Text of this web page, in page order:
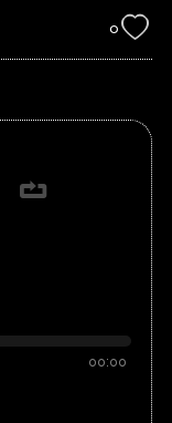
0
00:00